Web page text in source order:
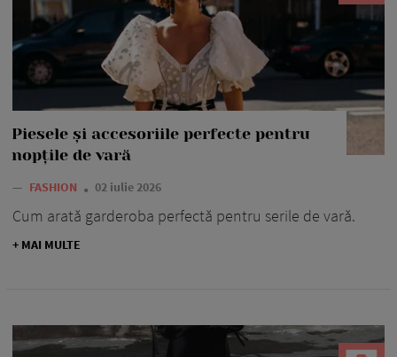
Piesele și accesoriile perfecte pentru
nopțile de vară
— FASHION 02 iulie 2026
Cum arată garderoba perfectă pentru serile de vară.
+ MAI MULTE